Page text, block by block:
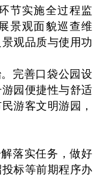
节实施全过程监
景观面貌巡查维
观品质与使用功
完善口袋公园设
园便捷性与舒适
游客文明游园，
落实任务，做好
标等前期程序办